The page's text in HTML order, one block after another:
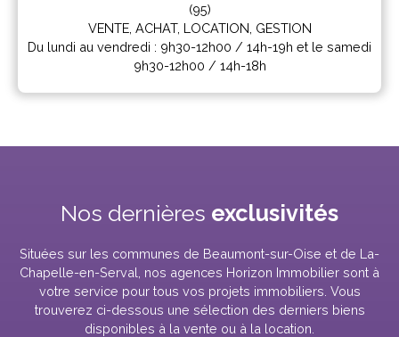
(95)
VENTE, ACHAT, LOCATION, GESTION
Du lundi au vendredi : 9h30-12h00 / 14h-19h et le samedi
9h30-12h00 / 14h-18h
Nos dernières exclusivités
Situées sur les communes de Beaumont-sur-Oise et de La-
Chapelle-en-Serval, nos agences Horizon Immobilier sont à
votre service pour tous vos projets immobiliers. Vous
trouverez ci-dessous une sélection des derniers biens
disponibles à la vente ou à la location.